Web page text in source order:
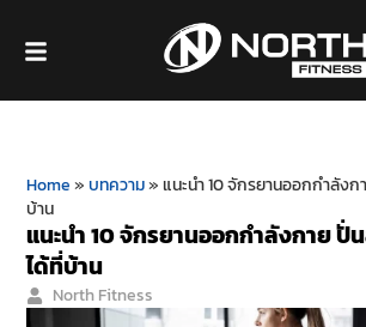
Home »บทความ»แนะนำ 10 จักรยานออกกำลัง
บ้าน
แนะนำ 10 จักรยานออกกำลังกาย
ได้ที่บ้าน
North Fitness